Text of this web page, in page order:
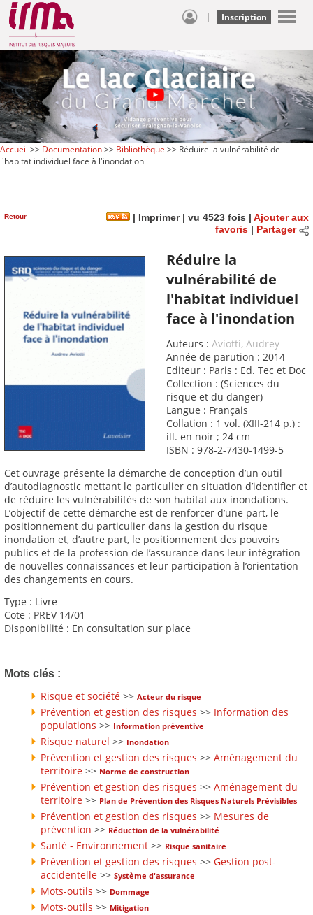
| Inscription
Accueil >> Documentation>> Bibliothèque >> Réduire la vulnérabilité de
l'habitat individuel face à l'inondation
Retour | Imprimer| vu 4523 fois | Ajouter aux
favoris| Partager
Réduire la
vulnérabilité de
l'habitat individuel
face à l'inondation
Auteurs : Aviotti, Audrey
Année de parution : 2014
Editeur : Paris : Ed. Tec et Doc
Collection : (Sciences du
risque et du danger)
Langue : Français
Collation : 1 vol. (XIII-214 p.) :
ill. en noir ; 24 cm
ISBN : 978-2-7430-1499-5
Cet ouvrage présente la démarche de conception d’un outil
d’autodiagnostic mettant le particulier en situation d’identifier et
de réduire les vulnérabilités de son habitat aux inondations.
L’objectif de cette démarche est de renforcer d’une part, le
positionnement du particulier dans la gestion du risque
inondation et, d’autre part, le positionnement des pouvoirs
publics et de la profession de l’assurance dans leur intégration
de nouvelles connaissances et leur participation à l’orientation
des changements en cours.
Type : Livre
Cote : PREV 14/01
Disponibilité : En consultation sur place
Mots clés :
Risque et société >> Acteur du risque
Prévention et gestion des risques >> Information des
populations >> Information préventive
Risque naturel >> Inondation
Prévention et gestion des risques >> Aménagement du
territoire >> Norme de construction
Prévention et gestion des risques >> Aménagement du
territoire >> Plan de Prévention des Risques Naturels Prévisibles
Prévention et gestion des risques >> Mesures de
prévention >> Réduction de la vulnérabilité
Santé - Environnement >> Risque sanitaire
Prévention et gestion des risques >> Gestion post-
accidentelle >> Système d'assurance
Mots-outils >> Dommage
Mots-outils >> Mitigation